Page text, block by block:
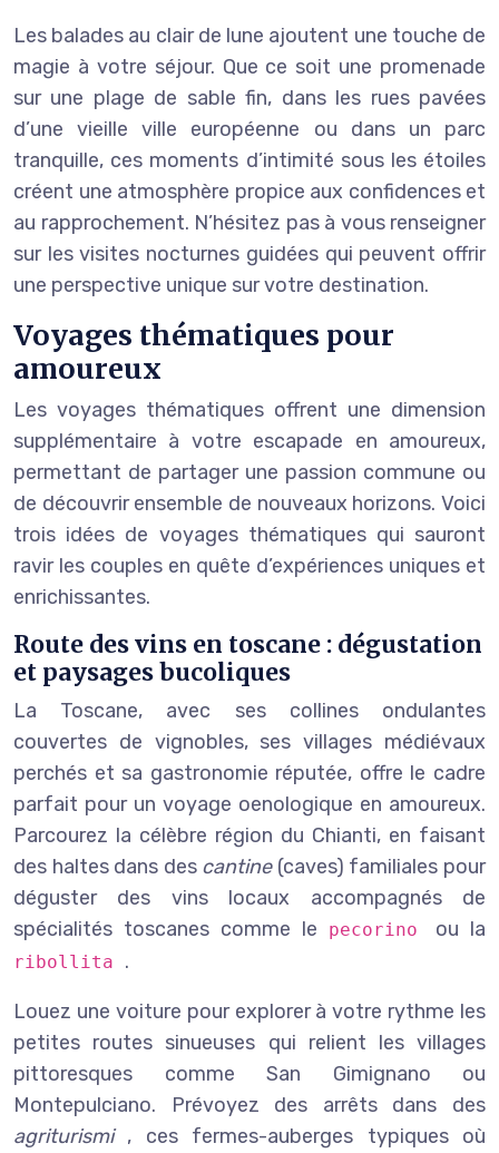
Les balades au clair de lune ajoutent une touche de
magie à votre séjour. Que ce soit une promenade
sur une plage de sable fin, dans les rues pavées
d’une vieille ville européenne ou dans un parc
tranquille, ces moments d’intimité sous les étoiles
créent une atmosphère propice aux confidences et
au rapprochement. N’hésitez pas à vous renseigner
sur les visites nocturnes guidées qui peuvent offrir
une perspective unique sur votre destination.
Voyages thématiques pour
amoureux
Les voyages thématiques offrent une dimension
supplémentaire à votre escapade en amoureux,
permettant de partager une passion commune ou
de découvrir ensemble de nouveaux horizons. Voici
trois idées de voyages thématiques qui sauront
ravir les couples en quête d’expériences uniques et
enrichissantes.
Route des vins en toscane : dégustation
et paysages bucoliques
La Toscane, avec ses collines ondulantes
couvertes de vignobles, ses villages médiévaux
perchés et sa gastronomie réputée, offre le cadre
parfait pour un voyage oenologique en amoureux.
Parcourez la célèbre région du Chianti, en faisant
des haltes dans des cantine (caves) familiales pour
déguster des vins locaux accompagnés de
spécialités toscanes comme le
pecorino ou la
ribollita .
Louez une voiture pour explorer à votre rythme les
petites routes sinueuses qui relient les villages
pittoresques comme San Gimignano ou
Montepulciano. Prévoyez des arrêts dans des
agriturismi , ces fermes-auberges typiques où